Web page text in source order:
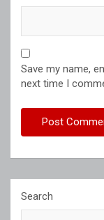
Save my name,
next time I
Search